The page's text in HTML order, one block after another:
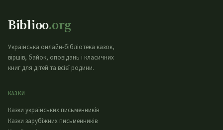
Biblioo.org
Українська онлайн-бібліотека казок,
віршів, байок, оповідань і класичних
книг для дітей та всієї родини.
КАЗКИ
Казки українських письменників
Казки зарубіжних письменників